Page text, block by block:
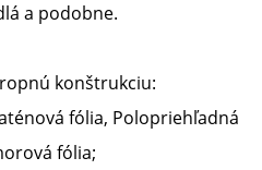
a podobne.
konštrukciu:
fólia, Polopriehľadná
fólia;